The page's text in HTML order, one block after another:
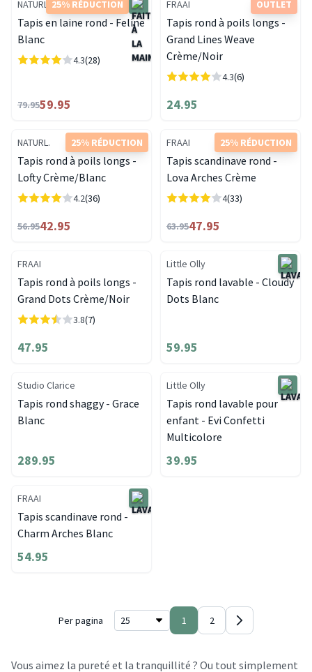
25% RÉDUCTION
NATURL.
Tapis en laine rond - Feline
Blanc
4.3(28)
79.9559.95
OUTLET
FRAAI
Tapis rond à poils longs -
Grand Lines Weave
Crème/Noir
4.3(6)
24.95
25% RÉDUCTION
NATURL.
Tapis rond à poils longs -
Lofty Crème/Blanc
4.2(36)
56.9542.95
25% RÉDUCTION
FRAAI
Tapis scandinave rond -
Lova Arches Crème
4(33)
63.9547.95
FRAAI
Tapis rond à poils longs -
Grand Dots Crème/Noir
3.8(7)
47.95
Little Olly
Tapis rond lavable - Cloudy
Dots Blanc
59.95
Studio Clarice
Tapis rond shaggy - Grace
Blanc
289.95
Little Olly
Tapis rond lavable pour
enfant - Evi Confetti
Multicolore
39.95
FRAAI
Tapis scandinave rond -
Charm Arches Blanc
54.95
Per pagina 1 2
Vous aimez la pureté et la tranquillité ? Ou tout simplement